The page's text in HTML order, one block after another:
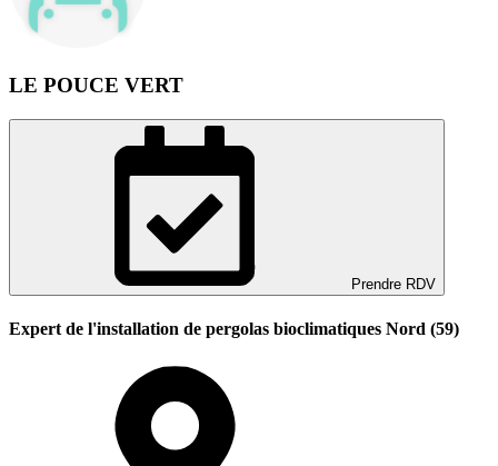
LE POUCE VERT
Prendre RDV
Expert de l'installation de pergolas bioclimatiques Nord (59)